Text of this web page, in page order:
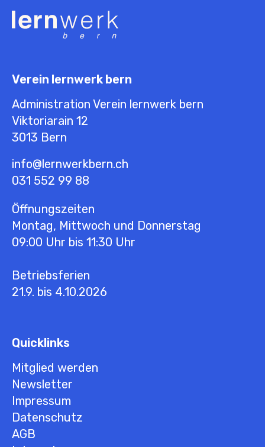
Verein lernwerk bern
Administration Verein lernwerk bern
Viktoriarain 12
3013 Bern
info@lernwerkbern.ch
031 552 99 88
Öffnungszeiten
Montag, Mittwoch und Donnerstag
09:00 Uhr bis 11:30 Uhr
Betriebsferien
21.9. bis 4.10.2026
Quicklinks
Mitglied werden
Newsletter
Impressum
Datenschutz
AGB